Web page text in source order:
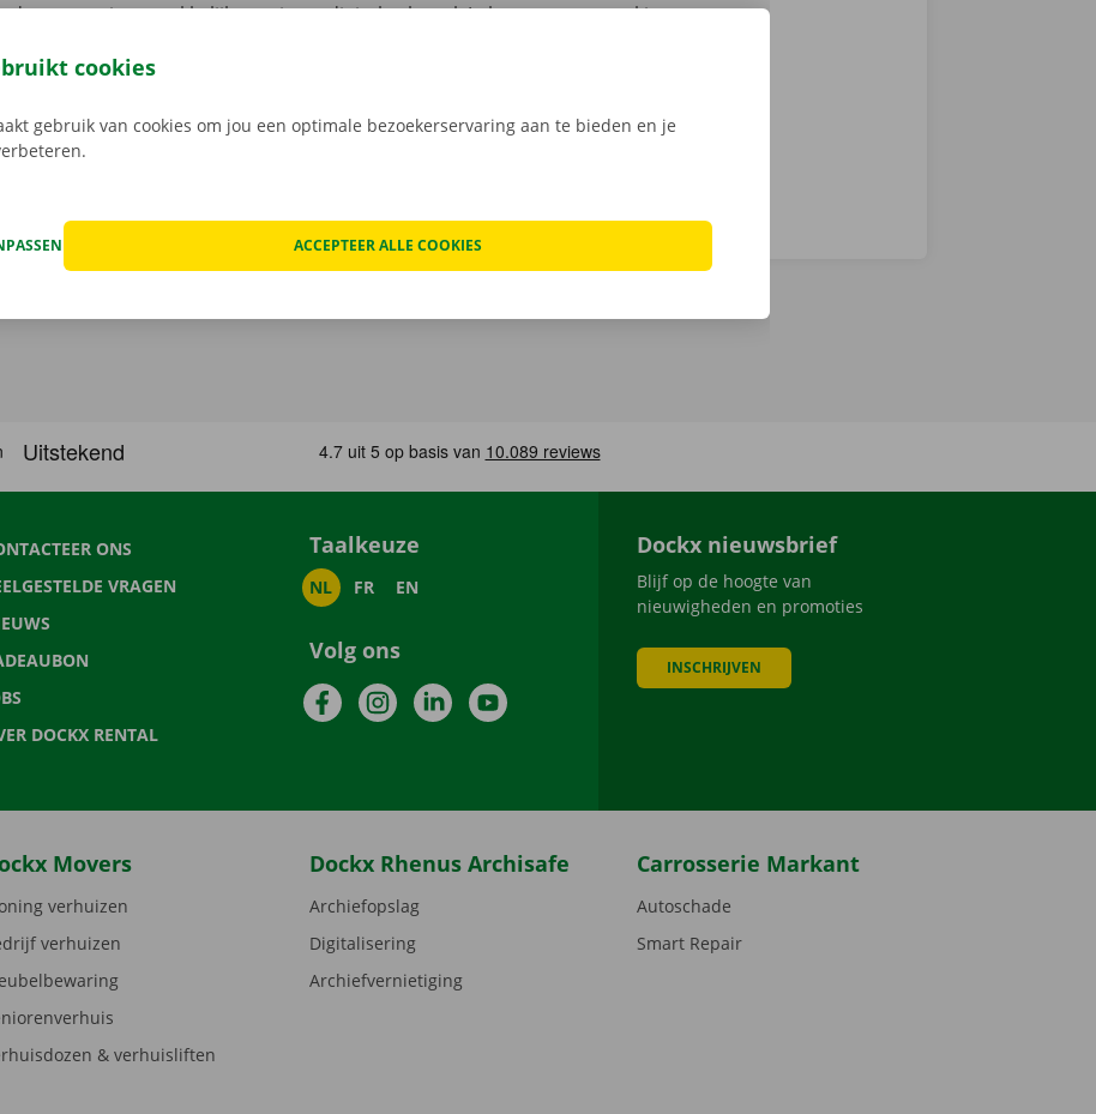
deze open je gemakkelijk met jouw digitale sleutel. Je bent zo op weg: kies
de gratis app nu voor
ONS
VRAGEN
DOCKX RENTAL
Taalkeuze
NL FR EN
Volg ons
FacebookInstagramLinkedInYouTube
Dockx nieuwsbrief
Blijf op de hoogte van
nieuwigheden en promoties
INSCHRIJVEN
Movers
verhuizen
verhuizen
& verhuisliften
Dockx Rhenus Archisafe
Archiefopslag
Digitalisering
Archiefvernietiging
Carrosserie Markant
Autoschade
Smart Repair
cookies
gebruik van cookies om jou een optimale bezoekerservaring aan te bieden en je
ACCEPTEER ALLE COOKIES